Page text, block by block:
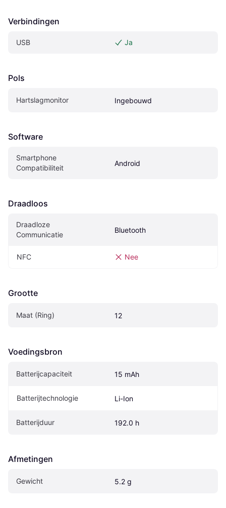
Verbindingen
USB Ja
Pols
Hartslagmonitor Ingebouwd
Software
Smartphone
Compatibiliteit
Android
Draadloos
Draadloze
Communicatie
Bluetooth
NFC Nee
Grootte
Maat (Ring) 12
Voedingsbron
Batterijcapaciteit 15 mAh
Batterijtechnologie Li-Ion
Batterijduur 192.0 h
Afmetingen
Gewicht 5.2 g